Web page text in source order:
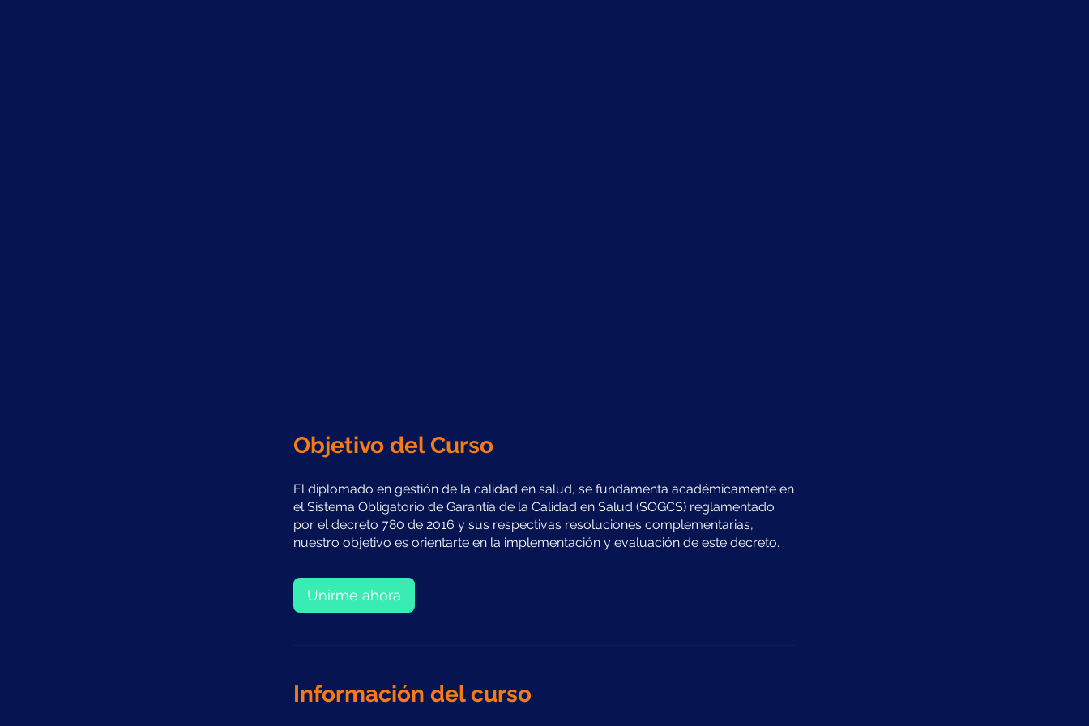
Objetivo del Curso
El diplomado en gestión de la calidad en salud, se fundamenta académicamente en
el Sistema Obligatorio de Garantía de la Calidad en Salud (SOGCS) reglamentado
por el decreto 780 de 2016 y sus respectivas resoluciones complementarias,
nuestro objetivo es orientarte en la implementación y evaluación de este decreto.
Unirme ahora
Información del curso